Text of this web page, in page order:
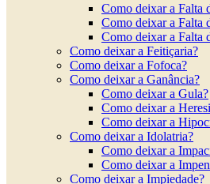
Como deixar a Falta
Como deixar a Falta
Como deixar a Falta
Como deixar a Feitiçaria?
Como deixar a Fofoca?
Como deixar a Ganância?
Como deixar a Gula?
Como deixar a
Como deixar a
Como deixar a Idolatria?
Como deixar a
Como deixar a
Como deixar a Impiedade?